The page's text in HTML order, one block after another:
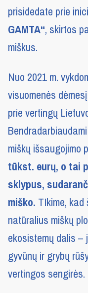
prisidedate prie
GAMTA“, skirtos
miškus.
Nuo 2021 m.
visuomenės
prie vertingų
miškų išsaugojimo
tūkst. eurų, o tai
sklypus,
miško.TIkime,
natūralius miškų
ekosistemų dalis
gyvūnų ir grybų
vertingos sengirės.